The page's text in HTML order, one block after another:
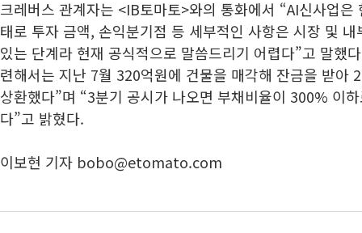
크레버스 관계자는 <IB토마토>와의 통화에서 “AI신사업
태로 투자 금액, 손익분기점 등 세부적인 사항은 시장 및
있는 단계라 현재 공식적으로 말씀드리기 어렵다”고 말했
련해서는 지난 7월 320억원에 건물을 매각해 잔금을 받아
상환했다”며 “3분기 공시가 나오면 부채비율이 300% 이
다”고 밝혔다.
이보현 기자 bobo@etomato.com